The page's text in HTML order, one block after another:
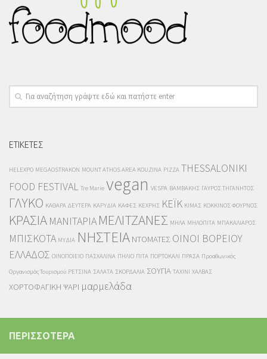
ΕΤΙΚΕΤΕΣ
HELEXPO MEGAOSTRAKON MOUNT ATHOS AREA KOUZINA PIZZA THESSALONIKI
FOOD FESTIVAL
Tre Marie vegan VESPA ΒΑΜΒΑΚΗΣ ΓΑΥΡΟΣ ΤΗΓΑΝΗΤΟΣ
ΓΛΥΚΟ ΚΑΘΑΡΑ ΔΕΥΤΕΡΑ ΚΑΡΥΔΙΑ ΚΑΦΕΣ ΚΕΧΡΗΣ ΚΕΪΚ ΚΙΜΑΣ ΚΟΚΚΙΝΟΣ ΦΟΥΡΝΟΣ
ΚΡΑΣΙΑ ΜΑΝΙΤΑΡΙΑ ΜΕΛΙΤΖΑΝΕΣ ΜΗΛΑ ΜΗΛΟΠΙΤΑ ΜΠΑΚΑΛΙΑΡΟΣ
ΜΠΙΣΚΟΤΑ ΜΥΔΙΑ ΝΗΣΤΕΙΑ ΝΤΟΜΑΤΕΣ ΟΙΝΟΙ ΒΟΡΕΙΟΥ
ΕΛΛΑΔΟΣ ΟΙΝΟΠΟΙΕΙΟ ΠΑΣΧΑΛΙΝΑ ΠΗΛΙΟ ΠΙΤΑ ΠΟΡΤΟΚΑΛΙ ΠΡΑΣΑ Προαθωνικός
Οργανισμός Τουρισμού ΡΕΤΣΙΝΑ ΣΑΛΑΤΑ ΣΚΟΡΔΑΛΙΑ ΣΟΥΠΑ ΤΑΧΙΝΙ ΧΑΛΒΑΣ
ΧΟΡΤΟΦΑΓΙΚΗ ΨΑΡΙ μαρμελάδα
ΠΕΡΙΣΣΟΤΕΡΑ